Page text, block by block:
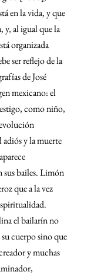
en la vida, y que
y, al igual que la
organizada
ser reflejo de la
de José
mexicano: el
como niño,
y la muerte
sus bailes. Limón
que a la vez
el bailarín no
cuerpo sino que
y muchas